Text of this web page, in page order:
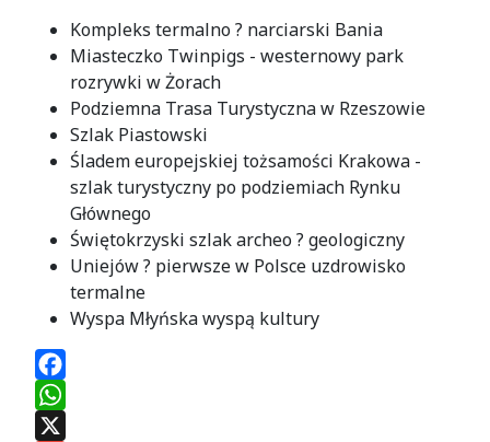
Kompleks termalno ? narciarski Bania
Miasteczko Twinpigs - westernowy park
rozrywki w Żorach
Podziemna Trasa Turystyczna w Rzeszowie
Szlak Piastowski
Śladem europejskiej tożsamości Krakowa -
szlak turystyczny po podziemiach Rynku
Głównego
Świętokrzyski szlak archeo ? geologiczny
Uniejów ? pierwsze w Polsce uzdrowisko
termalne
Wyspa Młyńska wyspą kultury
Facebook
WhatsApp